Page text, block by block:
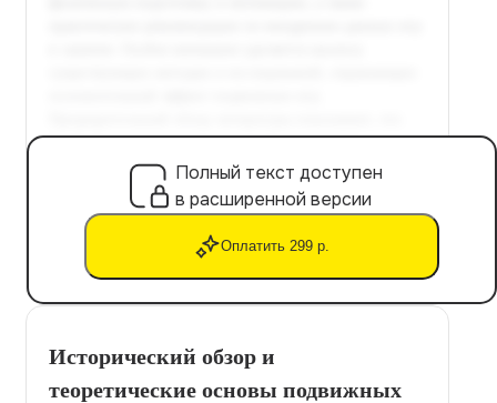
Полный текст доступен
в расширенной версии
Оплатить 299 р.
Исторический обзор и
теоретические основы подвижных